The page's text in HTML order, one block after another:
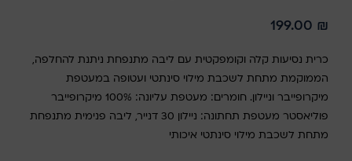
199.00 ₪
כרית נסיעות קלה וקומפקטית עם ליבה מתנפחת ניתנת להחלפה,
הממוקמת מתחת לשכבת מילוי סינתטי ועטופה במעטפת
מיקרופייבר וניילון. חומרים: מעטפת עליונה: 100% מיקרופייבר
פוליאסטר מעטפת תחתונה: ניילון 30 דנייר, ליבה פנימית מתנפחת
מתחת לשכבת מילוי סינתטי איכותי